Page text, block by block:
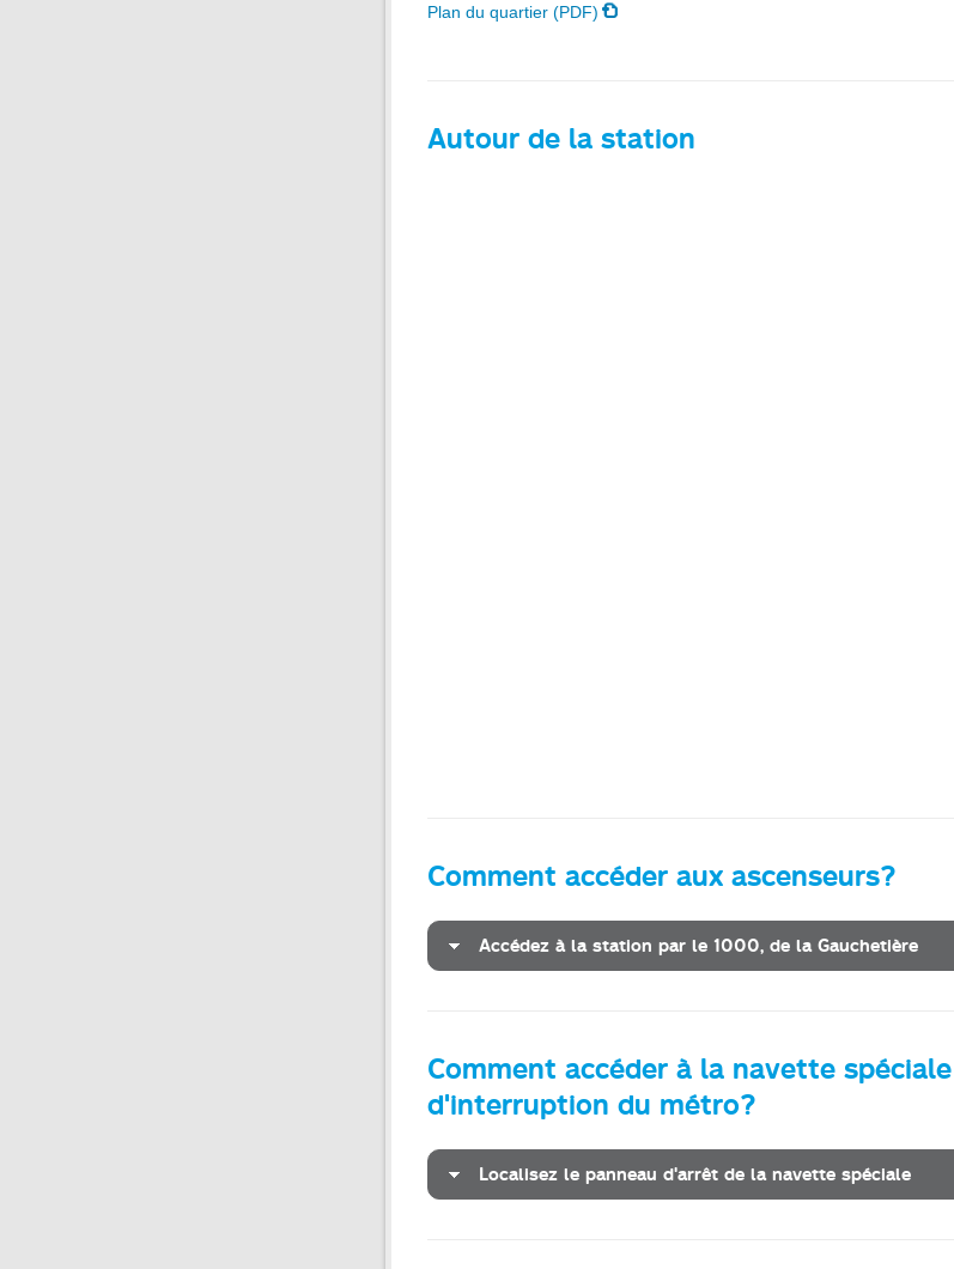
Plan du quartier (PDF)
Autour de la station
Comment accéder aux ascenseurs?
Accédez à la station par le 1000, de la Gauchetière
Comment accéder à la navette
d'interruption du métro?
Localisez le panneau d'arrêt de la navette spéciale